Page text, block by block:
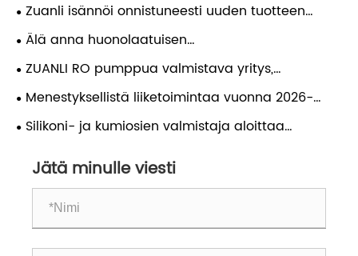
Zuanli isännöi onnistuneesti uuden tuotteen
julkaisu- ja investointikonferenssia Guizhoussa
Älä anna huonolaatuisen
paineenkorotuspumpun pilata vedenpuhdistimesi!
Valitse Zuanli-käänteisosmoositehostuspumppu ja
anna vedenpuhdistimellesi "vahva sydän". Tästä
eteenpäin nauti huoletta puhtaasta vedestä ja juo
ZUANLI RO pumppua valmistava yritys,
työntekijöiden festivaali, onnittelut.
Menestyksellistä liiketoimintaa vuonna 2026-
zuanli ro pumppu!
Silikoni- ja kumiosien valmistaja aloittaa
markkinoiden laajentamisen myötä
Jätä minulle viesti